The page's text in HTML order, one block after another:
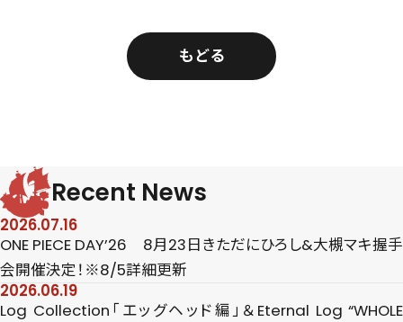
もどる
Recent News
2026.07.16
ONE PIECE DAY’26 8月23日きただにひろし&大槻マキ握手
会開催決定！※8/5詳細更新
2026.06.19
Log Collection「エッグヘッド編」＆Eternal Log “WHOLE